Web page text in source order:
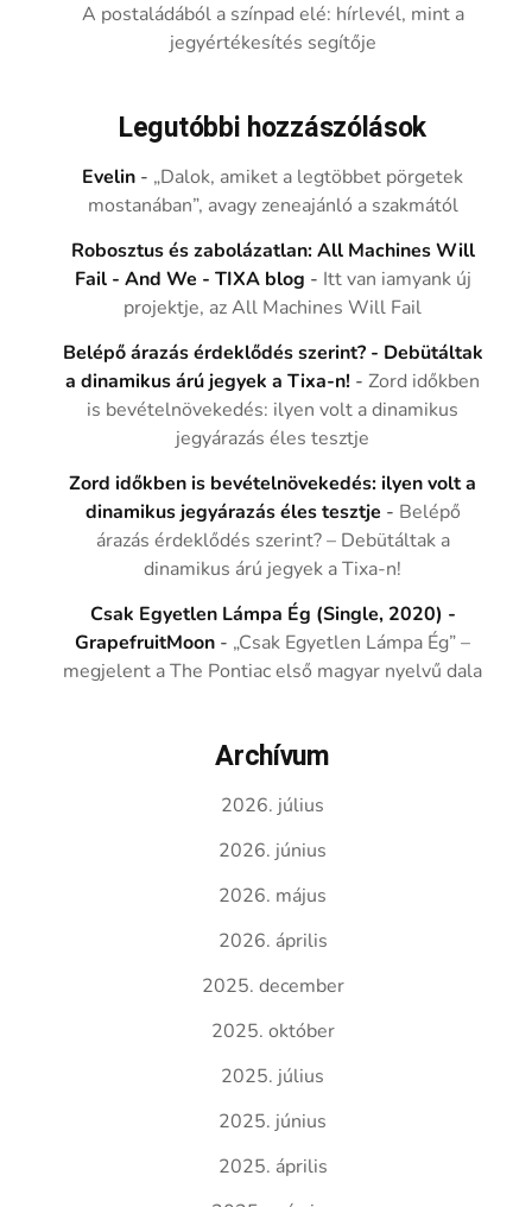
A postaládából a színpad elé: hírlevél, mint a
jegyértékesítés segítője
Legutóbbi hozzászólások
Evelin - „Dalok, amiket a legtöbbet pörgetek
mostanában”, avagy zeneajánló a szakmától
Robosztus és zabolázatlan: All Machines Will
Fail - And We - TIXA blog - Itt van iamyank új
projektje, az All Machines Will Fail
Belépő árazás érdeklődés szerint? - Debütáltak
a dinamikus árú jegyek a Tixa-n! -Zord időkben
is bevételnövekedés: ilyen volt a dinamikus
jegyárazás éles tesztje
Zord időkben is bevételnövekedés: ilyen volt a
dinamikus jegyárazás éles tesztje - Belépő
árazás érdeklődés szerint? – Debütáltak a
dinamikus árú jegyek a Tixa-n!
Csak Egyetlen Lámpa Ég (Single, 2020) -
GrapefruitMoon - „Csak Egyetlen Lámpa Ég” –
megjelent a The Pontiac első magyar nyelvű dala
Archívum
2026. július
2026. június
2026. május
2026. április
2025. december
2025. október
2025. július
2025. június
2025. április